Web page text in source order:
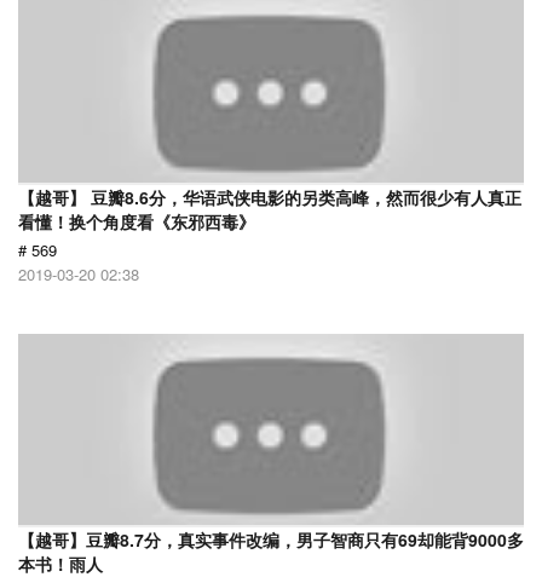
【越哥】 豆瓣8.6分，华语武侠电影的另类高峰，然而很少有人真正
看懂！换个角度看《东邪西毒》
# 569
2019-03-20 02:38
【越哥】豆瓣8.7分，真实事件改编，男子智商只有69却能背9000多
本书！雨人